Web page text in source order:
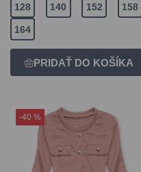
128 140 152 158
164
-40 %